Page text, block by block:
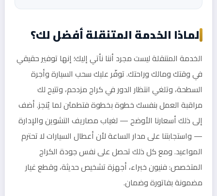
لماذا الخدمة المتنقلة أفضل لك؟
الخدمة المتنقلة ليست مجرد أننا نأتي إليك؛ إنها توفير حقيقي
في وقتك ومالك وراحتك. توفّر عليك سحب السيارة وأجرة
السطحة، وتلغي انتظار الدور في كراج مزدحم، وتتيح لك
مراقبة العمل بنفسك خطوة بخطوة فتطمئن لما يُنجز. أضف
إلى ذلك أسعارنا الأوضح — لغياب مصاريف التشوين والإدارة
— واستجابتنا على مدار الساعة لأن أعطال السيارات لا تحترم
المواعيد. ومع كل ذلك تحصل على نفس جودة الكراج
المتخصص: فنيون خبراء، أجهزة تشخيص حديثة، وقطع غيار
مضمونة بفاتورة وضمان.